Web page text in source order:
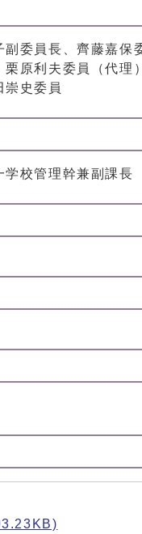
副委員長、齊藤嘉
原利夫委員（代
崇史委員
校管理幹兼副課長